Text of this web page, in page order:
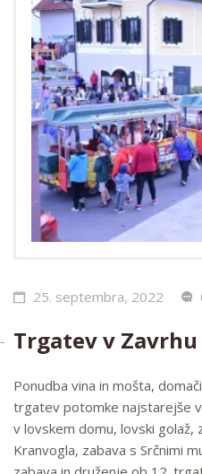
25. septembra, 2022
Trgatev v Zavrhu
Ponudba vina in mošta,
trgatev potomke najstarejše
v lovskem domu, lovski golaž,
Kranvogla, zabava s Srčnimi